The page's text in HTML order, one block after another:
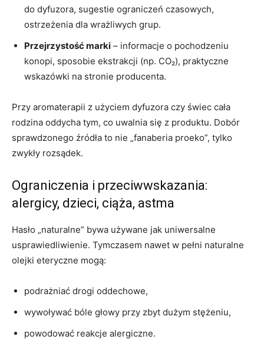
do dyfuzora, sugestie ograniczeń czasowych,
ostrzeżenia dla wrażliwych grup.
Przejrzystość marki – informacje o pochodzeniu
konopi, sposobie ekstrakcji (np. CO₂), praktyczne
wskazówki na stronie producenta.
Przy aromaterapii z użyciem dyfuzora czy świec cała
rodzina oddycha tym, co uwalnia się z produktu. Dobór
sprawdzonego źródła to nie „fanaberia proeko”, tylko
zwykły rozsądek.
Ograniczenia i przeciwwskazania:
alergicy, dzieci, ciąża, astma
Hasło „naturalne” bywa używane jak uniwersalne
usprawiedliwienie. Tymczasem nawet w pełni naturalne
olejki eteryczne mogą:
podrażniać drogi oddechowe,
wywoływać bóle głowy przy zbyt dużym stężeniu,
powodować reakcje alergiczne.